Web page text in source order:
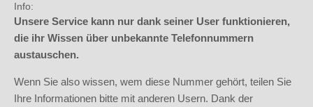
Info:
Unsere Service kann nur dank seiner User funktionieren,
die ihr Wissen über unbekannte Telefonnummern
austauschen.
Wenn Sie also wissen, wem diese Nummer gehört, teilen Sie
Ihre Informationen bitte mit anderen Usern. Dank der